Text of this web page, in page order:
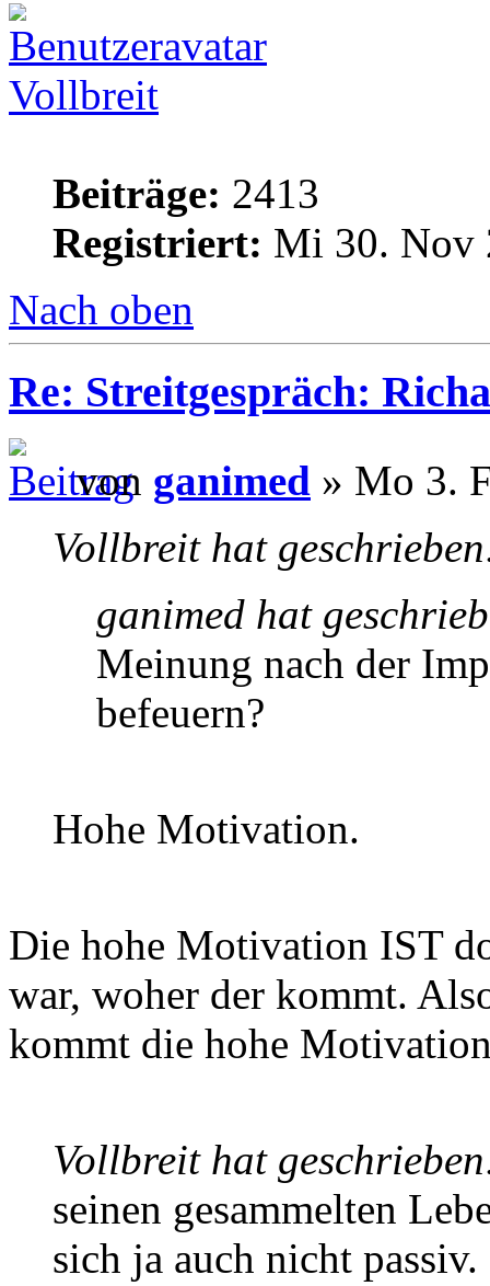
Vollbreit
Beiträge: 2413
Registriert: Mi 30. Nov
Nach oben
Re: Streitgespräch:
von ganimed » Mo 3.
Vollbreit hat
ganimed hat
Meinung nach der
befeuern?
Hohe Motivation.
Die hohe Motivation IST
war, woher der kommt.
kommt die hohe
Vollbreit hat
seinen gesammelten
sich ja auch nicht passiv.